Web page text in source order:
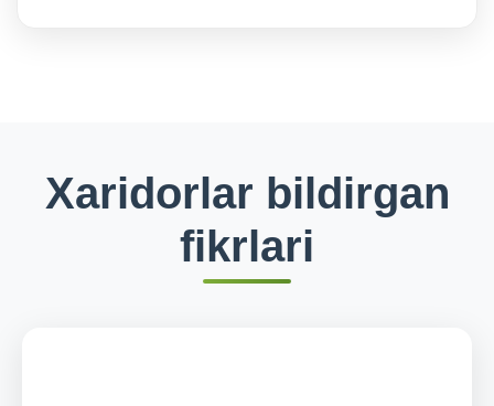
Xaridorlar bildirgan
fikrlari